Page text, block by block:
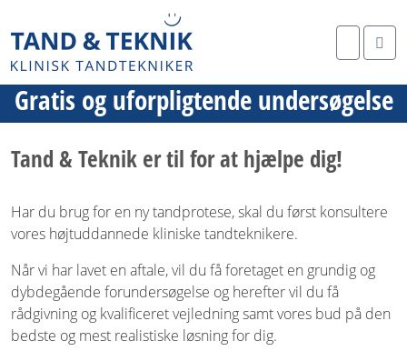
Search
Gratis og uforpligtende undersøgelse
Tand & Teknik er til for at hjælpe dig!
Har du brug for en ny tandprotese, skal du først konsultere
vores højtuddannede kliniske tandteknikere.
Når vi har lavet en aftale, vil du få foretaget en grundig og
dybdegående forundersøgelse og herefter vil du få
rådgivning og kvalificeret vejledning samt vores bud på den
bedste og mest realistiske løsning for dig.